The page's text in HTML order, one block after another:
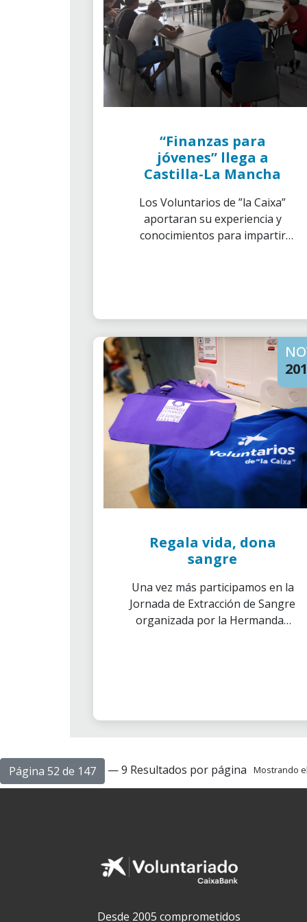
León y Asturias de CaixaBank.
“Finanzas para
jóvenes” llega a
Castilla-La Mancha
Los Voluntarios de ”la Caixa”
aportaran su experiencia y
conocimientos para impartir
Regala vida, dona
sangre
Una vez más participamos en la
Jornada de Extracción de Sangre
organizada por la Hermandad
Página 52 de 147 — 9 Resultados por página Mostrando
Desde 2005 comprometidos